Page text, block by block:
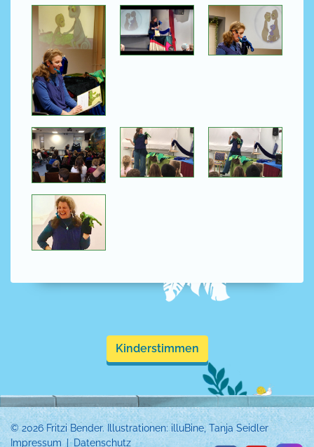
Kinderstimmen
© 2026 Fritzi Bender. Illustrationen: illuBine, Tanja Seidler
Impressum
Datenschutz